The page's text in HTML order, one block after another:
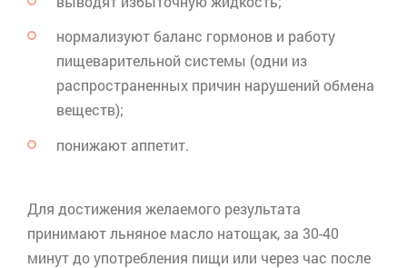
нормализуют баланс гормонов и работу
пищеварительной системы (одни из
распространенных причин нарушений обмена
веществ);
понижают аппетит.
Для достижения желаемого результата
принимают льняное масло натощак, за 30-40
минут до употребления пищи или через час после